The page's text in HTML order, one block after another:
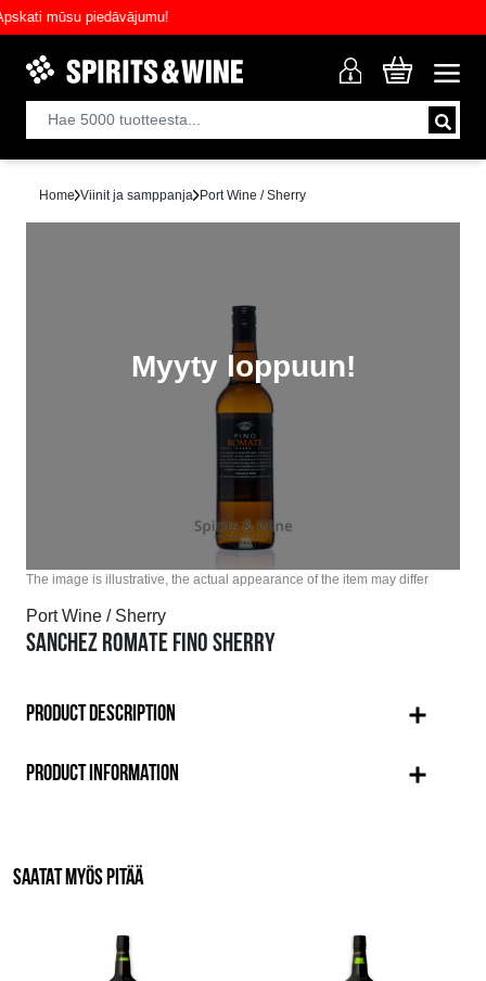
mūsu piedāvājumu!
Home Viinit ja samppanja Port Wine / Sherry
Myyty loppuun!
The image is illustrative, the actual appearance of the item may differ
Port Wine / Sherry
SANCHEZ ROMATE FINO SHERRY
PRODUCT DESCRIPTION
PRODUCT INFORMATION
SAATAT MYÖS PITÄÄ